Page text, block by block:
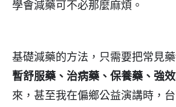
學會減藥可不必那麼麻煩。
基礎減藥的方法，只需要把常見藥
暫舒服藥、治病藥、保養藥、強
來，甚至我在偏鄉公益演講時，